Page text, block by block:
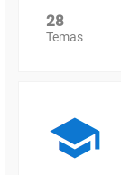
28
Temas